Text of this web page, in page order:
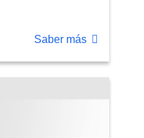
Saber más